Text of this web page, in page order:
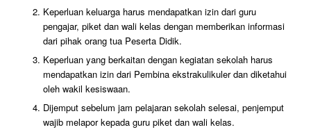
Keperluan keluarga harus mendapatkan izin dari guru
pengajar, piket dan wali kelas dengan memberikan informasi
dari pihak orang tua Peserta Didik.
Keperluan yang berkaitan dengan kegiatan sekolah harus
mendapatkan izin dari Pembina ekstrakulikuler dan diketahui
oleh wakil kesiswaan.
Dijemput sebelum jam pelajaran sekolah selesai, penjemput
wajib melapor kepada guru piket dan wali kelas.